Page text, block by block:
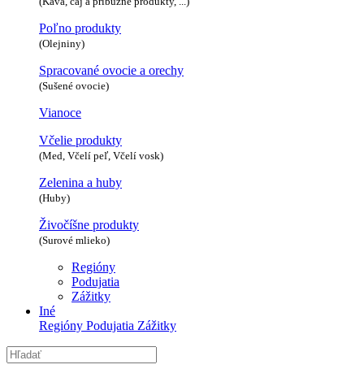
Poľno produkty
(Olejniny)
Spracované ovocie a orechy
(Sušené ovocie)
Vianoce
Včelie produkty
(Med, Včelí peľ, Včelí vosk)
Zelenina a huby
(Huby)
Živočíšne produkty
(Surové mlieko)
Regióny
Podujatia
Zážitky
Iné
Regióny Podujatia Zážitky